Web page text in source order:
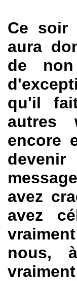
Ce soir
aura
de
qu'il
autres
encore
avez
avez
nous,